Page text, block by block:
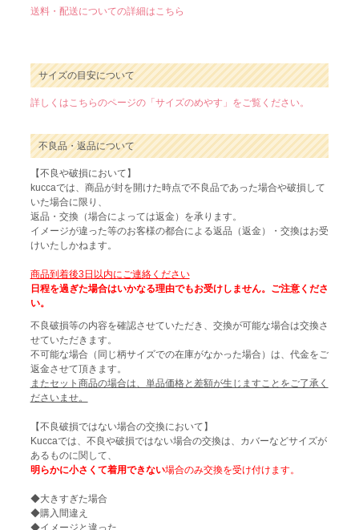
送料・配送についての詳細はこちら
サイズの目安について
詳しくはこちらのページの「サイズのめやす」をご覧ください。
不良品・返品について
【不良や破損において】
kuccaでは、商品が封を開けた時点で不良品であった場合や破損して
いた場合に限り、
返品・交換（場合によっては返金）を承ります。
イメージが違った等のお客様の都合による返品（返金）・交換はお受
けいたしかねます。
商品到着後3日以内にご連絡ください
日程を過ぎた場合はいかなる理由でもお受けしません。ご注意くださ
い。
不良破損等の内容を確認させていただき、交換が可能な場合は交換さ
せていただきます。
不可能な場合（同じ柄サイズでの在庫がなかった場合）は、代金をご
返金させて頂きます。
またセット商品の場合は、単品価格と差額が生じますことをご了承く
ださいませ。
【不良破損ではない場合の交換において】
Kuccaでは、不良や破損ではない場合の交換は、カバーなどサイズが
あるものに関して、
明らかに小さくて着用できない場合のみ交換を受け付けます。
◆大きすぎた場合
◆購入間違え
◆イメージと違った